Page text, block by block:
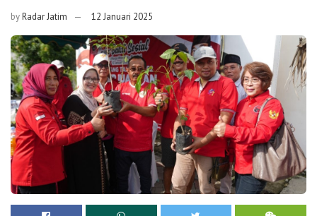
byRadar Jatim 12 Januari 2025